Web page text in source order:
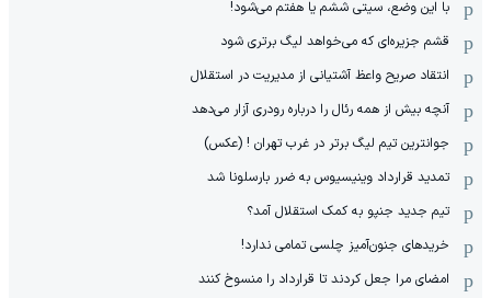
با این وضع، سیتی ششم یا هفتم می‌شود!
قشم جزیره‌ای که می‌خواهد لیگ برتری شود
انتقاد صریح واعظ آشتیانی از مدیریت در استقلال
آنچه بیش از همه رئال را درباره رودری آزار می‌دهد
جوانترین تیم لیگ برتر در غرب تهران ! (عکس)
تمدید قرارداد وینیسیوس به ضرر بارسلونا شد
تیم جدید جنپو به کمک استقلال آمد؟
خریدهای جنون‌آمیز چلسی تمامی ندارد!
امضای مرا جعل کردند تا قرارداد را منسوخ کنند